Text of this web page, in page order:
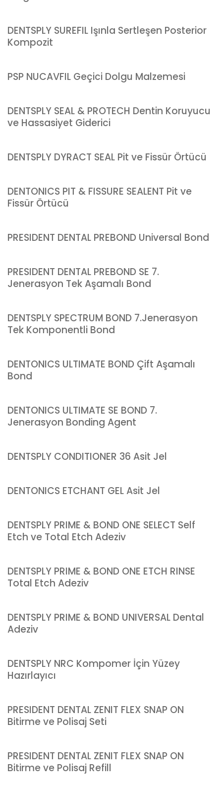
DENTSPLY SUREFIL Işınla Sertleşen Posterior
Kompozit
PSP NUCAVFIL Geçici Dolgu Malzemesi
DENTSPLY SEAL & PROTECH Dentin Koruyucu
ve Hassasiyet Giderici
DENTSPLY DYRACT SEAL Pit ve Fissür Örtücü
DENTONICS PIT & FISSURE SEALENT Pit ve
Fissür Örtücü
PRESIDENT DENTAL PREBOND Universal Bond
PRESIDENT DENTAL PREBOND SE 7.
Jenerasyon Tek Aşamalı Bond
DENTSPLY SPECTRUM BOND 7.Jenerasyon
Tek Komponentli Bond
DENTONICS ULTIMATE BOND Çift Aşamalı
Bond
DENTONICS ULTIMATE SE BOND 7.
Jenerasyon Bonding Agent
DENTSPLY CONDITIONER 36 Asit Jel
DENTONICS ETCHANT GEL Asit Jel
DENTSPLY PRIME & BOND ONE SELECT Self
Etch ve Total Etch Adeziv
DENTSPLY PRIME & BOND ONE ETCH RINSE
Total Etch Adeziv
DENTSPLY PRIME & BOND UNIVERSAL Dental
Adeziv
DENTSPLY NRC Kompomer İçin Yüzey
Hazırlayıcı
PRESIDENT DENTAL ZENIT FLEX SNAP ON
Bitirme ve Polisaj Seti
PRESIDENT DENTAL ZENIT FLEX SNAP ON
Bitirme ve Polisaj Refill